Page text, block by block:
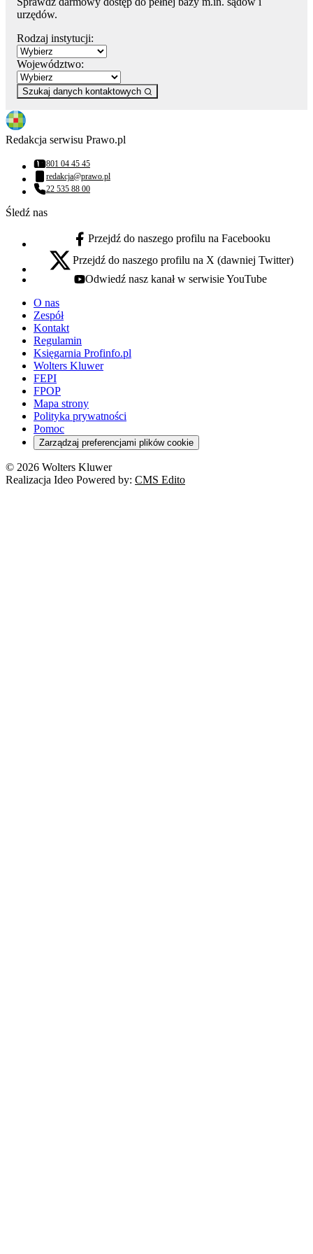
urzędów.
Rodzaj instytucji:
Województwo:
Szukaj danych kontaktowych
Redakcja serwisu Prawo.pl
Numer telefonu:
801 04 45 45
Adres email:
redakcja@prawo.pl
Numer telefonu:
22 535 88 00
Śledź nas
facebook - otwiera się w nowej karcie
Przejdź do naszego profilu na Facebooku
x - otwiera się w nowej karcie
Przejdź do naszego profilu na X (dawniej Twitter)
youtube - otwiera się w nowej karcie
Odwiedź nasz kanał w serwisie YouTube
O nas
Zespół
Kontakt
Regulamin
Księgarnia Profinfo.pl
Wolters Kluwer
FEPI
FPOP
Mapa strony
Polityka prywatności
Pomoc
Zarządzaj preferencjami plików cookie
© 2026 Wolters Kluwer
Realizacja Ideo Powered by: CMS Edito